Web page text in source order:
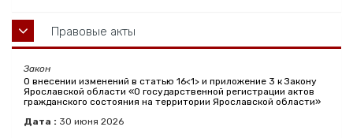
Правовые акты
Закон
О внесении изменений в статью 16<1> и приложение 3 к Закону
Ярославской области «О государственной регистрации актов
гражданского состояния на территории Ярославской области»
Дата : 30 июня 2026